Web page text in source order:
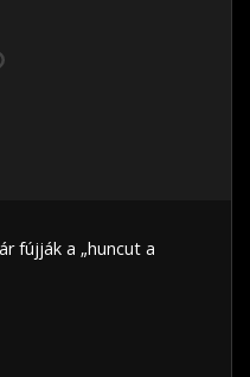
fújják a „huncut a